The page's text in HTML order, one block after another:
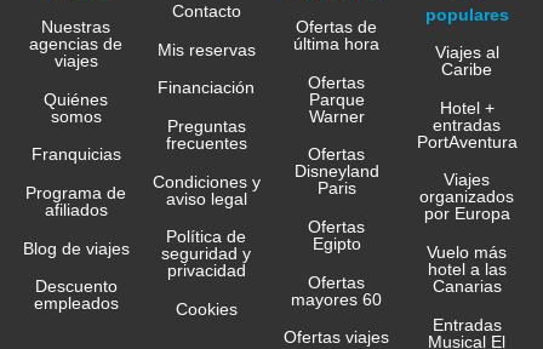
Nuestras
agencias de
viajes
Quiénes
somos
Franquicias
Programa de
afiliados
Blog de viajes
Descuento
empleados
Contacto
Mis reservas
Financiación
Preguntas
frecuentes
Condiciones y
aviso legal
Política de
seguridad y
privacidad
Cookies
Ofertas de
última hora
Ofertas
Parque
Warner
Ofertas
Disneyland
Paris
Ofertas
Egipto
Ofertas
mayores 60
Ofertas viajes
populares
Viajes al
Caribe
Hotel +
entradas
PortAventura
Viajes
organizados
por Europa
Vuelo más
hotel a las
Canarias
Entradas
Musical El